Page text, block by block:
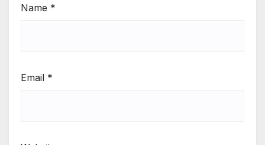
Name *
Email *